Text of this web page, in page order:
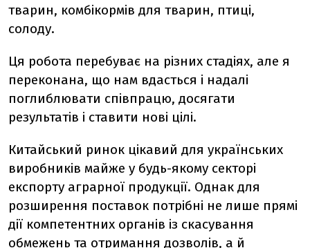
тварин, комбікормів для тварин, птиці,
солоду.
Ця робота перебуває на різних стадіях, але я
переконана, що нам вдасться і надалі
поглиблювати співпрацю, досягати
результатів і ставити нові цілі.
Китайський ринок цікавий для українських
виробників майже у будь-якому секторі
експорту аграрної продукції. Однак для
розширення поставок потрібні не лише прямі
дії компетентних органів із скасування
обмежень та отримання дозволів, а й